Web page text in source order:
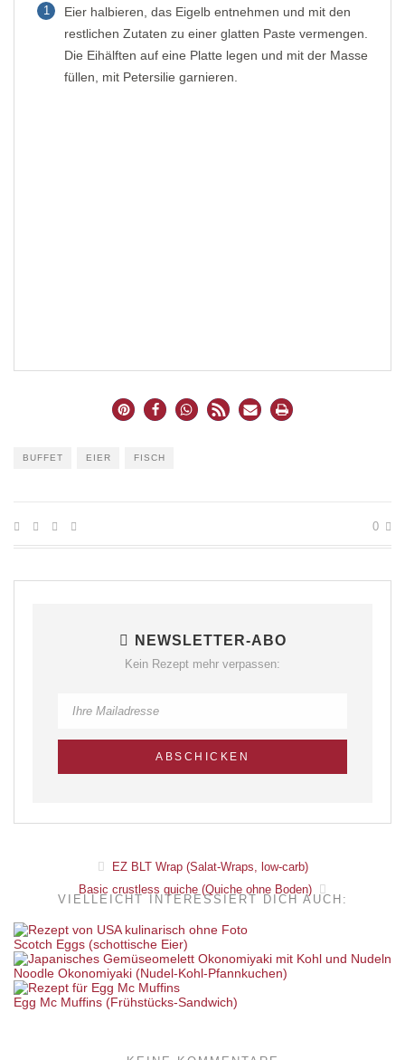
1
Eier halbieren, das Eigelb entnehmen und mit den
restlichen Zutaten zu einer glatten Paste vermengen.
Die Eihälften auf eine Platte legen und mit der Masse
füllen, mit Petersilie garnieren.
BUFFET EIER FISCH
0
NEWSLETTER-ABO
Kein Rezept mehr verpassen:
EZ BLT Wrap (Salat-Wraps, low-carb)
Basic crustless quiche (Quiche ohne Boden)
VIELLEICHT INTERESSIERT DICH AUCH:
Scotch Eggs (schottische Eier)
Noodle Okonomiyaki (Nudel-Kohl-Pfannkuchen)
Egg Mc Muffins (Frühstücks-Sandwich)